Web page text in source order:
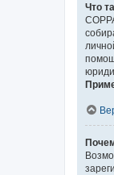
Что